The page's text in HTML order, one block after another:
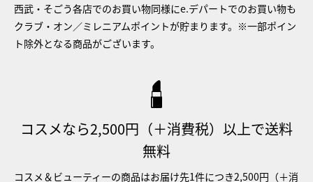
西武・そごう各店でのお買い物同様にe.デパートでのお買い物も
クラブ・オン／ミレニアムポイントが貯まります。※一部ポイン
ト除外となる商品がございます。
コスメなら2,500円（＋消費税）以上で送料
無料
コスメ＆ビューティーの商品はお届け先1件につき2,500円（＋消